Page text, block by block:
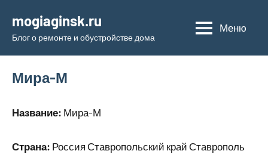
содержимому
mogiaginsk.ru
Блог о ремонте и обустройстве дома
Меню
Мира-М
Название: Мира-М
Страна: Россия Ставропольский край Ставрополь